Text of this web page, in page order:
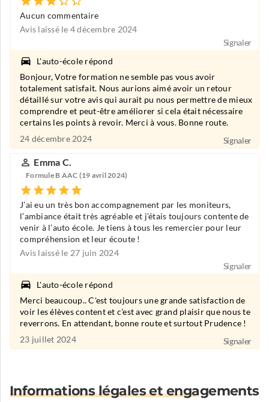
Aucun commentaire
Avis laissé le 4 décembre 2024
Signaler
L'auto-école répond
Bonjour, Votre formation ne semble pas vous avoir
totalement satisfait. Nous aurions aimé avoir un retour
détaillé sur votre avis qui aurait pu nous permettre de mieux
comprendre et peut-être améliorer si cela était nécessaire
certains les points à revoir. Merci à vous. Bonne route.
24 décembre 2024
Signaler
Emma C.
Formule B AAC (19 avril 2024)
J’ai eu un très bon accompagnement par les moniteurs,
l’ambiance était très agréable et j’étais toujours contente de
venir à l’auto école. Je tiens à tous les remercier pour leur
compréhension et leur écoute !
Avis laissé le 27 juin 2024
Signaler
L'auto-école répond
Merci beaucoup.. C'est toujours une grande satisfaction de
voir les élèves content et c'est avec grand plaisir que nous te
reverrons. En attendant, bonne route et surtout Prudence !
23 juillet 2024
Signaler
Informations légales et engagements